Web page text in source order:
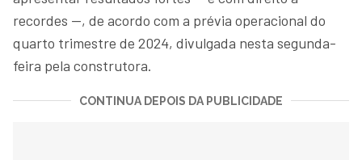
recordes —, de acordo com a prévia operacional do
quarto trimestre de 2024, divulgada nesta segunda-
feira pela construtora.
CONTINUA DEPOIS DA PUBLICIDADE